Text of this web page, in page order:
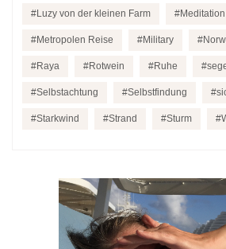
Luzy von der kleinen Farm Meditation
Metropolen Reise Military
Raya Rotwein Ruhe
Selbstachtung Selbstfindung
Starkwind Strand Sturm